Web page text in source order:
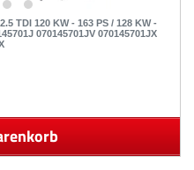
TDI 120 KW - 163 PS / 128 KW -
070145701JV 070145701JX